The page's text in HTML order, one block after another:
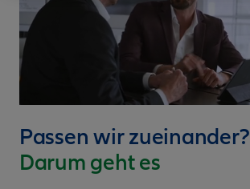
Passen wir zueinander?
Darum geht es